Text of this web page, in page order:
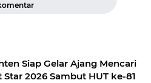
Siap Gelar Ajang Mencari
2026 Sambut HUT ke-81